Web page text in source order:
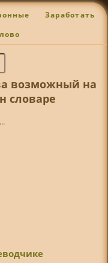
Заработать
возможный на
словаре